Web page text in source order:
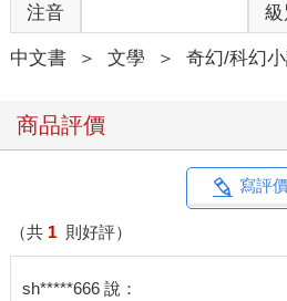
是—雷維林勛爵、柏恩勛爵、阿格茲
勛爵、雷斯特馬勛爵，還有—哎，另
「路普勛爵，陛下。」垂尼安說。
不過老脾氣還有一個更大的願望。」
鼠。
我的身材一樣渺小。為什麼不乾脆向
那裡會不會有什麼新發現？我想尋找
獅子每次都是從東方跨海而來。」
「這個主意倒不錯。」愛德蒙說，聲
「可是你覺得，」露西說，「亞斯藍
注音 級
中文書 ＞ 文學 ＞ 奇幻/科幻
商品評價
寫評
（共 1 則好評）
sh*****666 說：